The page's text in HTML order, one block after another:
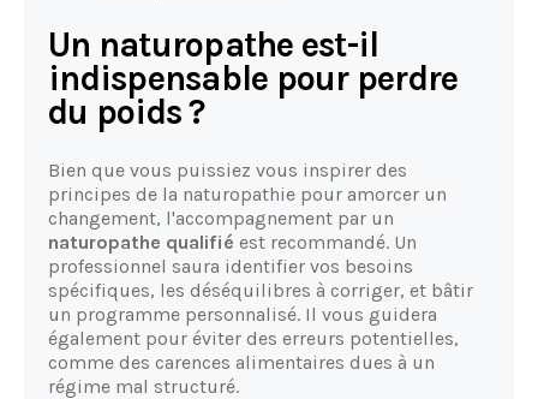
Un naturopathe est-il
indispensable pour perdre
du poids ?
Bien que vous puissiez vous inspirer des
principes de la naturopathie pour amorcer un
changement, l'accompagnement par un
naturopathe qualifié est recommandé. Un
professionnel saura identifier vos besoins
spécifiques, les déséquilibres à corriger, et bâtir
un programme personnalisé. Il vous guidera
également pour éviter des erreurs potentielles,
comme des carences alimentaires dues à un
régime mal structuré.